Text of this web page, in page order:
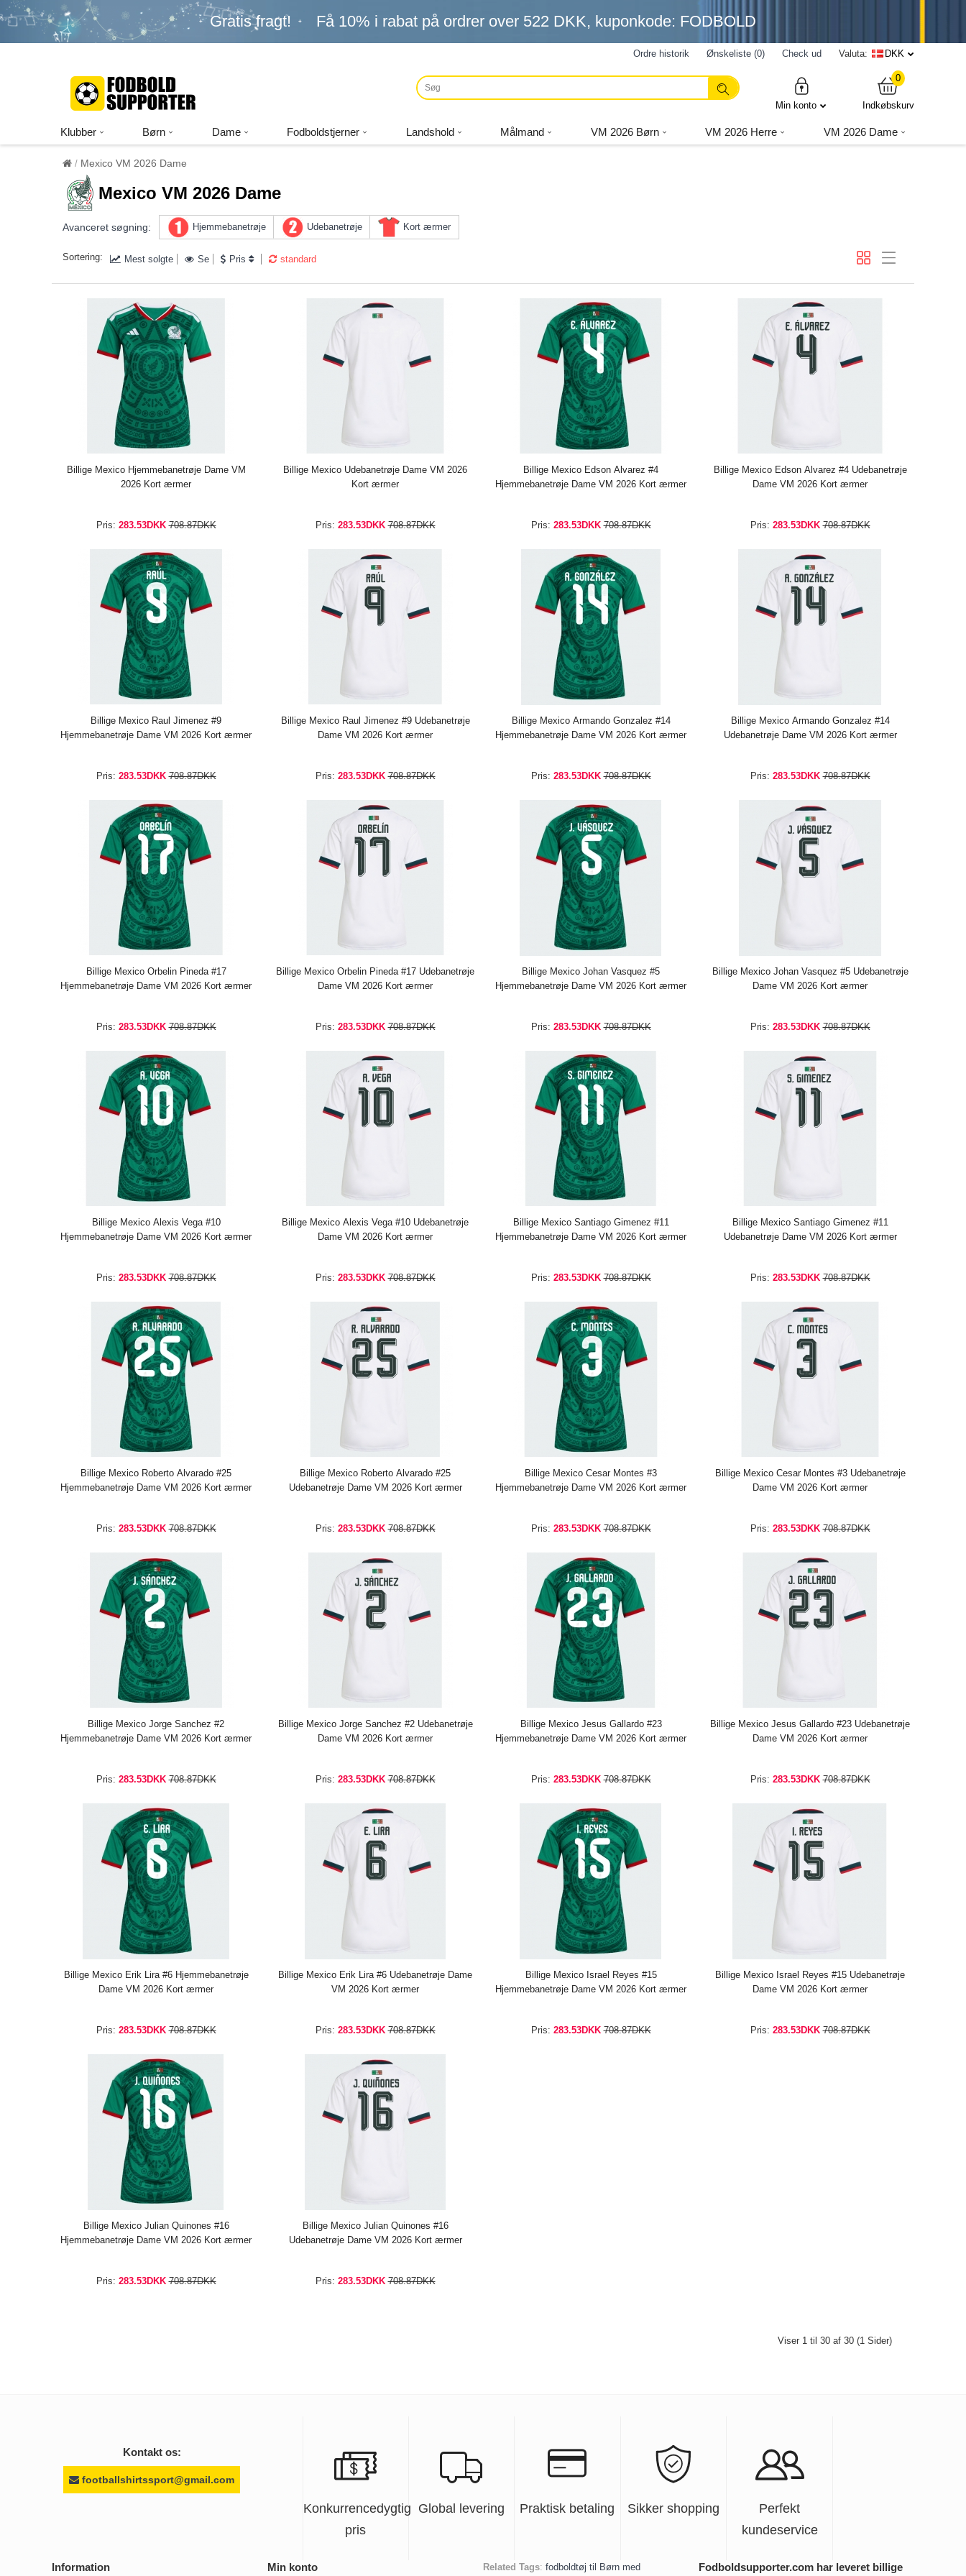
Gratis fragt! Få 10% i rabat på ordrer over 522 DKK, kuponkode: FODBOLD
Ordre historik Ønskeliste (0) Check ud Valuta: DKK
Min konto
0
Indkøbskurv
Klubber Børn Dame Fodboldstjerner Landshold Målmand VM 2026 Børn VM 2026 Herre VM 2026 Dame
Mexico VM 2026 Dame
Mexico VM 2026 Dame
Avanceret søgning: Hjemmebanetrøje Udebanetrøje Kort ærmer
Sortering: Mest solgte Se Pris standard
Billige Mexico Hjemmebanetrøje Dame VM
2026 Kort ærmer
Pris: 283.53DKK 708.87DKK
Billige Mexico Udebanetrøje Dame VM 2026
Kort ærmer
Pris: 283.53DKK 708.87DKK
Billige Mexico Edson Alvarez #4
Hjemmebanetrøje Dame VM 2026 Kort ærmer
Pris: 283.53DKK 708.87DKK
Billige Mexico Edson Alvarez #4 Udebanetrøje
Dame VM 2026 Kort ærmer
Pris: 283.53DKK 708.87DKK
Billige Mexico Raul Jimenez #9
Hjemmebanetrøje Dame VM 2026 Kort ærmer
Pris: 283.53DKK 708.87DKK
Billige Mexico Raul Jimenez #9 Udebanetrøje
Dame VM 2026 Kort ærmer
Pris: 283.53DKK 708.87DKK
Billige Mexico Armando Gonzalez #14
Hjemmebanetrøje Dame VM 2026 Kort ærmer
Pris: 283.53DKK 708.87DKK
Billige Mexico Armando Gonzalez #14
Udebanetrøje Dame VM 2026 Kort ærmer
Pris: 283.53DKK 708.87DKK
Billige Mexico Orbelin Pineda #17
Hjemmebanetrøje Dame VM 2026 Kort ærmer
Pris: 283.53DKK 708.87DKK
Billige Mexico Orbelin Pineda #17 Udebanetrøje
Dame VM 2026 Kort ærmer
Pris: 283.53DKK 708.87DKK
Billige Mexico Johan Vasquez #5
Hjemmebanetrøje Dame VM 2026 Kort ærmer
Pris: 283.53DKK 708.87DKK
Billige Mexico Johan Vasquez #5 Udebanetrøje
Dame VM 2026 Kort ærmer
Pris: 283.53DKK 708.87DKK
Billige Mexico Alexis Vega #10
Hjemmebanetrøje Dame VM 2026 Kort ærmer
Pris: 283.53DKK 708.87DKK
Billige Mexico Alexis Vega #10 Udebanetrøje
Dame VM 2026 Kort ærmer
Pris: 283.53DKK 708.87DKK
Billige Mexico Santiago Gimenez #11
Hjemmebanetrøje Dame VM 2026 Kort ærmer
Pris: 283.53DKK 708.87DKK
Billige Mexico Santiago Gimenez #11
Udebanetrøje Dame VM 2026 Kort ærmer
Pris: 283.53DKK 708.87DKK
Billige Mexico Roberto Alvarado #25
Hjemmebanetrøje Dame VM 2026 Kort ærmer
Pris: 283.53DKK 708.87DKK
Billige Mexico Roberto Alvarado #25
Udebanetrøje Dame VM 2026 Kort ærmer
Pris: 283.53DKK 708.87DKK
Billige Mexico Cesar Montes #3
Hjemmebanetrøje Dame VM 2026 Kort ærmer
Pris: 283.53DKK 708.87DKK
Billige Mexico Cesar Montes #3 Udebanetrøje
Dame VM 2026 Kort ærmer
Pris: 283.53DKK 708.87DKK
Billige Mexico Jorge Sanchez #2
Hjemmebanetrøje Dame VM 2026 Kort ærmer
Pris: 283.53DKK 708.87DKK
Billige Mexico Jorge Sanchez #2 Udebanetrøje
Dame VM 2026 Kort ærmer
Pris: 283.53DKK 708.87DKK
Billige Mexico Jesus Gallardo #23
Hjemmebanetrøje Dame VM 2026 Kort ærmer
Pris: 283.53DKK 708.87DKK
Billige Mexico Jesus Gallardo #23 Udebanetrøje
Dame VM 2026 Kort ærmer
Pris: 283.53DKK 708.87DKK
Billige Mexico Erik Lira #6 Hjemmebanetrøje
Dame VM 2026 Kort ærmer
Pris: 283.53DKK 708.87DKK
Billige Mexico Erik Lira #6 Udebanetrøje Dame
VM 2026 Kort ærmer
Pris: 283.53DKK 708.87DKK
Billige Mexico Israel Reyes #15
Hjemmebanetrøje Dame VM 2026 Kort ærmer
Pris: 283.53DKK 708.87DKK
Billige Mexico Israel Reyes #15 Udebanetrøje
Dame VM 2026 Kort ærmer
Pris: 283.53DKK 708.87DKK
Billige Mexico Julian Quinones #16
Hjemmebanetrøje Dame VM 2026 Kort ærmer
Pris: 283.53DKK 708.87DKK
Billige Mexico Julian Quinones #16
Udebanetrøje Dame VM 2026 Kort ærmer
Pris: 283.53DKK 708.87DKK
Viser 1 til 30 af 30 (1 Sider)
Kontakt os:
footballshirtssport@gmail.com
Konkurrencedygtig
pris
Global levering Praktisk betaling Sikker shopping
Perfekt
kundeservice
Information Min konto Related Tags: fodboldtøj til Børn med
Fodboldsupporter.com har leveret billige